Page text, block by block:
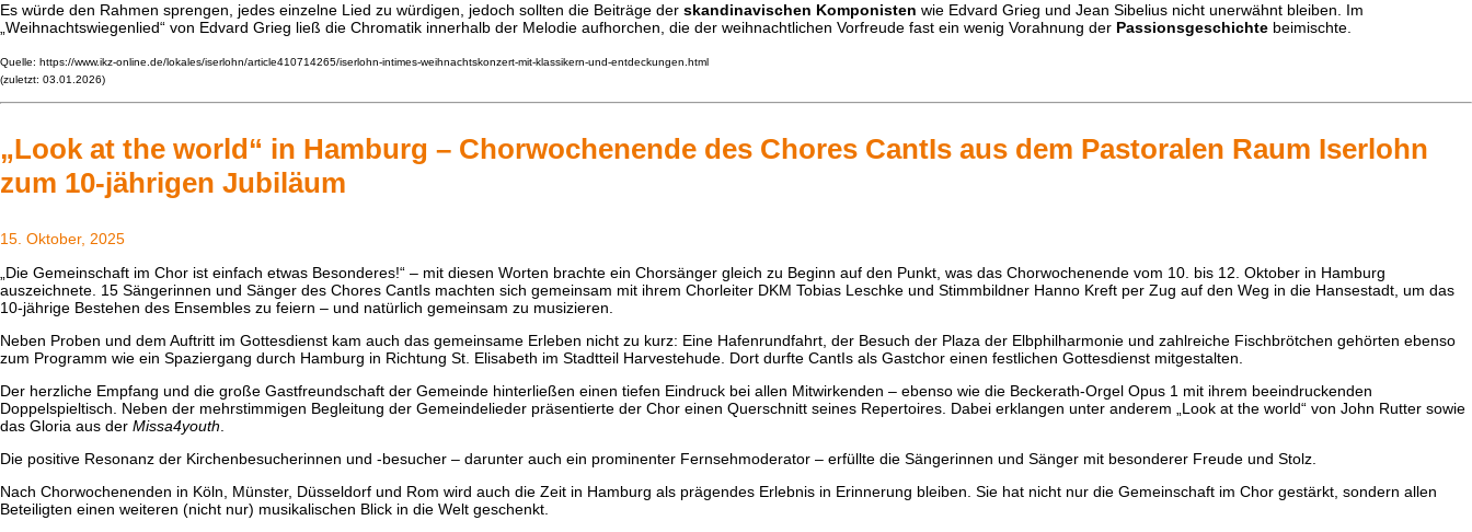
Es würde den Rahmen sprengen, jedes einzelne Lied zu würdigen, jedoch sollten die Beiträge der skandinavischen Komponisten wie Edvard Grieg und Jean Sibelius nicht unerwähnt bleiben. Im
„Weihnachtswiegenlied“ von Edvard Grieg ließ die Chromatik innerhalb der Melodie aufhorchen, die der weihnachtlichen Vorfreude fast ein wenig Vorahnung der Passionsgeschichte beimischte.
Quelle: https://www.ikz-online.de/lokales/iserlohn/article410714265/iserlohn-intimes-weihnachtskonzert-mit-klassikern-und-entdeckungen.html
(zuletzt: 03.01.2026)
„Look at the world“ in Hamburg – Chorwochenende des Chores CantIs aus dem Pastoralen Raum Iserlohn
zum 10-jährigen Jubiläum
15. Oktober, 2025
„Die Gemeinschaft im Chor ist einfach etwas Besonderes!“ – mit diesen Worten brachte ein Chorsänger gleich zu Beginn auf den Punkt, was das Chorwochenende vom 10. bis 12. Oktober in Hamburg
auszeichnete. 15 Sängerinnen und Sänger des Chores CantIs machten sich gemeinsam mit ihrem Chorleiter DKM Tobias Leschke und Stimmbildner Hanno Kreft per Zug auf den Weg in die Hansestadt, um das
10-jährige Bestehen des Ensembles zu feiern – und natürlich gemeinsam zu musizieren.
Neben Proben und dem Auftritt im Gottesdienst kam auch das gemeinsame Erleben nicht zu kurz: Eine Hafenrundfahrt, der Besuch der Plaza der Elbphilharmonie und zahlreiche Fischbrötchen gehörten ebenso
zum Programm wie ein Spaziergang durch Hamburg in Richtung St. Elisabeth im Stadtteil Harvestehude. Dort durfte CantIs als Gastchor einen festlichen Gottesdienst mitgestalten.
Der herzliche Empfang und die große Gastfreundschaft der Gemeinde hinterließen einen tiefen Eindruck bei allen Mitwirkenden – ebenso wie die Beckerath-Orgel Opus 1 mit ihrem beeindruckenden
Doppelspieltisch. Neben der mehrstimmigen Begleitung der Gemeindelieder präsentierte der Chor einen Querschnitt seines Repertoires. Dabei erklangen unter anderem „Look at the world“ von John Rutter sowie
das Gloria aus der Missa4youth.
Die positive Resonanz der Kirchenbesucherinnen und -besucher – darunter auch ein prominenter Fernsehmoderator – erfüllte die Sängerinnen und Sänger mit besonderer Freude und Stolz.
Nach Chorwochenenden in Köln, Münster, Düsseldorf und Rom wird auch die Zeit in Hamburg als prägendes Erlebnis in Erinnerung bleiben. Sie hat nicht nur die Gemeinschaft im Chor gestärkt, sondern allen
Beteiligten einen weiteren (nicht nur) musikalischen Blick in die Welt geschenkt.